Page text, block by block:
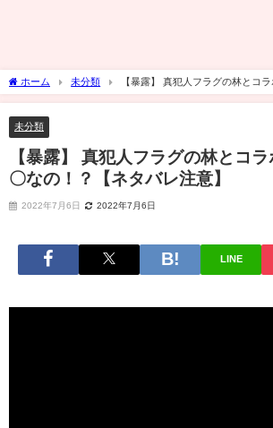
ホーム 未分類
【暴露】 真犯人フラグの林とコ
【ネタバレ注意】
未分類
【暴露】 真犯人フラグの林とコ
〇なの！？【ネタバレ注意】
2022年7月6日 2022年7月6日
LINE